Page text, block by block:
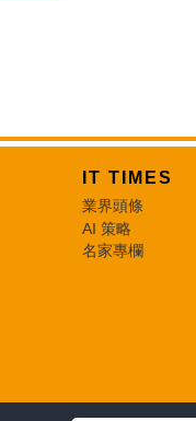
IT TIMES
業界頭條
AI 策略
名家專欄